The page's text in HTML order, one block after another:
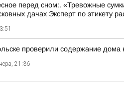
перед сном:. «Тревожные
дачах Эксперт по этикету
проверили содержание
21:36